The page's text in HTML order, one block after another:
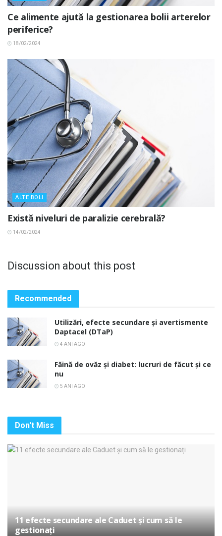
Ce alimente ajută la gestionarea bolii arterelor
periferice?
18/02/2024
ALTE BOLI
Există niveluri de paralizie cerebrală?
14/02/2024
Discussion about this post
Recommended
Utilizări, efecte secundare și avertismente
Daptacel (DTaP)
4 ANI AGO
Făină de ovăz și diabet: lucruri de făcut și ce
nu
5 ANI AGO
Don't Miss
11 efecte secundare ale Caduet și cum să le
gestionați